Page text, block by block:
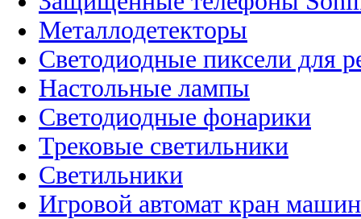
Металлодетекторы
Светодиодные пиксели для
Настольные лампы
Светодиодные фонарики
Трековые светильники
Светильники
Игровой автомат кран